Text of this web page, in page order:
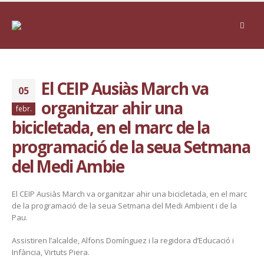
05
febr.
El CEIP Ausiàs March va
organitzar ahir una
bicicletada, en el marc de la
programació de la seua Setmana
del Medi Ambie
El CEIP Ausiàs March va organitzar ahir una bicicletada, en el marc
de la programació de la seua Setmana del Medi Ambient i de la
Pau.
Assistiren l’alcalde, Alfons Domínguez i la regidora d’Educació i
Infància, Virtuts Piera.